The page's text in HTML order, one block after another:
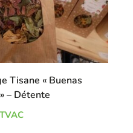
Tisane « Buenas
– Détente
TVAC